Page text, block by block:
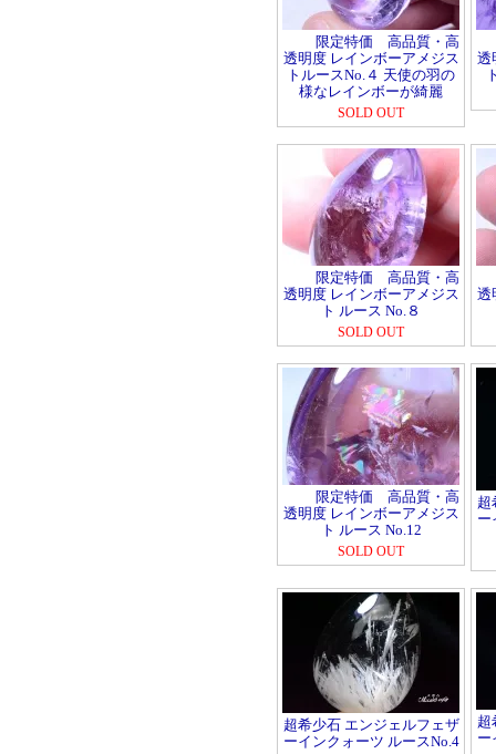
限定特価 高品質・高
透明度 レインボーアメジス
トルースNo.４ 天使の羽の
様なレインボーが綺麗
SOLD OUT
透
限定特価 高品質・高
透明度 レインボーアメジス
ト ルース No.８
SOLD OUT
透
限定特価 高品質・高
透明度 レインボーアメジス
ト ルース No.12
SOLD OUT
超
ー
超希少石 エンジェルフェザ
ーインクォーツ ルースNo.4
超
ー